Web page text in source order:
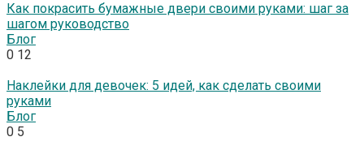
Как покрасить бумажные двери своими руками: шаг за
шагом руководство
Блог
0 12
Наклейки для девочек: 5 идей, как сделать своими
руками
Блог
0 5